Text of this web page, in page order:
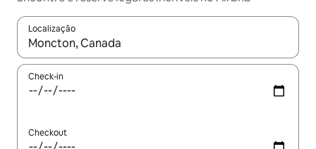
Localização
Quando os resultados estiverem disponíveis, explore-os
Check-in
Checkout